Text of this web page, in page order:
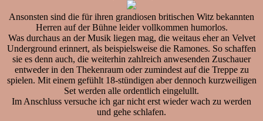
Ansonsten sind die für ihren grandiosen britischen Witz bekannten
Herren auf der Bühne leider vollkommen humorlos.
Was durchaus an der Musik liegen mag, die weitaus eher an Velvet
Underground erinnert, als beispielsweise die Ramones. So schaffen
sie es denn auch, die weiterhin zahlreich anwesenden Zuschauer
entweder in den Thekenraum oder zumindest auf die Treppe zu
spielen. Mit einem gefühlt 18-stündigen aber dennoch kurzweiligen
Set werden alle ordentlich eingelullt.
Im Anschluss versuche ich gar nicht erst wieder wach zu werden
und gehe schlafen.